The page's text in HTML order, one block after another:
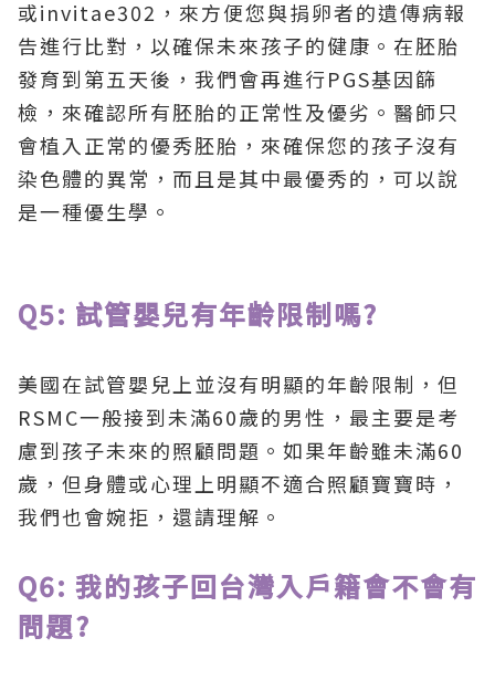
或invitae302，來方便您與捐卵者的遺傳病報
告進行比對，以確保未來孩子的健康。在胚胎
發育到第五天後，我們會再進行PGS基因篩
檢，來確認所有胚胎的正常性及優劣。醫師只
會植入正常的優秀胚胎，來確保您的孩子沒有
染色體的異常，而且是其中最優秀的，可以說
是一種優生學。
Q5: 試管嬰兒有年齡限制嗎?
美國在試管嬰兒上並沒有明顯的年齡限制，但
RSMC一般接到未滿60歲的男性，最主要是考
慮到孩子未來的照顧問題。如果年齡雖未滿60
歲，但身體或心理上明顯不適合照顧寶寶時，
我們也會婉拒，還請理解。
Q6: 我的孩子回台灣入戶籍會不會有
問題?